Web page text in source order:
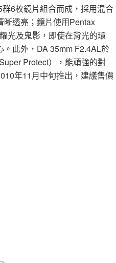
6枚鏡片組合而成，採用混合
晰透亮；鏡片使用Pentax
光及鬼影，即使在背光的環
此外，DA 35mm F2.4AL於
Protect），能頑強的對
年11月中旬推出，建議售價